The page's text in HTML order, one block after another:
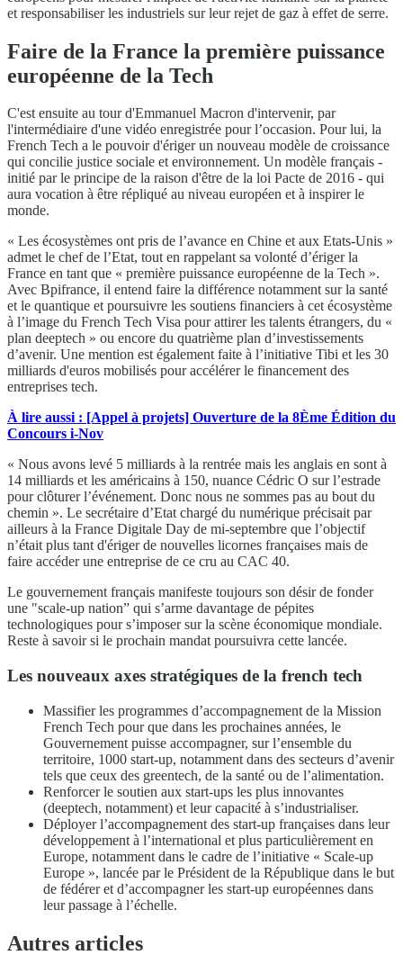
et responsabiliser les industriels sur leur rejet de gaz à effet de serre.
Faire de la France la première puissance
européenne de la Tech
C'est ensuite au tour d'Emmanuel Macron d'intervenir, par
l'intermédiaire d'une vidéo enregistrée pour l’occasion. Pour lui, la
French Tech a le pouvoir d'ériger un nouveau modèle de croissance
qui concilie justice sociale et environnement. Un modèle français -
initié par le principe de la raison d'être de la loi Pacte de 2016 - qui
aura vocation à être répliqué au niveau européen et à inspirer le
monde.
« Les écosystèmes ont pris de l’avance en Chine et aux Etats-Unis »
admet le chef de l’Etat, tout en rappelant sa volonté d’ériger la
France en tant que « première puissance européenne de la Tech ».
Avec Bpifrance, il entend faire la différence notamment sur la santé
et le quantique et poursuivre les soutiens financiers à cet écosystème
à l’image du French Tech Visa pour attirer les talents étrangers, du «
plan deeptech » ou encore du quatrième plan d’investissements
d’avenir. Une mention est également faite à l’initiative Tibi et les 30
milliards d'euros mobilisés pour accélérer le financement des
entreprises tech.
À lire aussi : [Appel à projets] Ouverture de la 8Ème Édition du
Concours i-Nov
« Nous avons levé 5 milliards à la rentrée mais les anglais en sont à
14 milliards et les américains à 150, nuance Cédric O sur l’estrade
pour clôturer l’événement. Donc nous ne sommes pas au bout du
chemin ». Le secrétaire d’Etat chargé du numérique précisait par
ailleurs à la France Digitale Day de mi-septembre que l’objectif
n’était plus tant d'ériger de nouvelles licornes françaises mais de
faire accéder une entreprise de ce cru au CAC 40.
Le gouvernement français manifeste toujours son désir de fonder
une "scale-up nation” qui s’arme davantage de pépites
technologiques pour s’imposer sur la scène économique mondiale.
Reste à savoir si le prochain mandat poursuivra cette lancée.
Les nouveaux axes stratégiques de la french tech
Massifier les programmes d’accompagnement de la Mission
French Tech pour que dans les prochaines années, le
Gouvernement puisse accompagner, sur l’ensemble du
territoire, 1000 start-up, notamment dans des secteurs d’avenir
tels que ceux des greentech, de la santé ou de l’alimentation.
Renforcer le soutien aux start-ups les plus innovantes
(deeptech, notamment) et leur capacité à s’industrialiser.
Déployer l’accompagnement des start-up françaises dans leur
développement à l’international et plus particulièrement en
Europe, notamment dans le cadre de l’initiative « Scale-up
Europe », lancée par le Président de la République dans le but
de fédérer et d’accompagner les start-up européennes dans
leur passage à l’échelle.
Autres articles